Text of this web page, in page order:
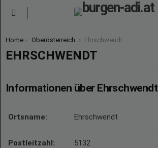
You are here:
Home Oberösterreich Ehrschwendt
EHRSCHWENDT
Informationen über Ehrschwendt
Ortsname: Ehrschwendt
Postleitzahl: 5132